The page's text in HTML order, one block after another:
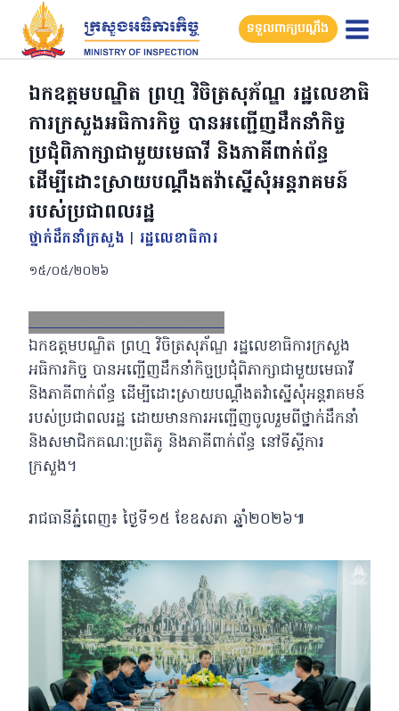
Skip
content
ទទួលពាក្យបណ្តឹង
ឯកឧត្តមបណ្ឌិត ព្រហ្ម វិចិត្រសុភ័ណ្ឌ រដ្ឋលេខាធិ
ការក្រសួងអធិការកិច្ច បានអញ្ជើញដឹកនាំកិច្ច
ប្រជុំពិភាក្សាជាមួយមេធាវី និងភាគីពាក់ព័ន្ធ
ដើម្បីដោះស្រាយបណ្តឹងតវ៉ាស្នើសុំអន្តរាគមន៍
របស់ប្រជាពលរដ្ឋ
ថ្នាក់ដឹកនាំក្រសួង | រដ្ឋលេខាធិការ
១៥/០៥/២០២៦
FacebookXEmailLinkedIn
ឯកឧត្តមបណ្ឌិត ព្រហ្ម វិចិត្រសុភ័ណ្ឌ រដ្ឋលេខាធិការក្រសួង
អធិការកិច្ច បានអញ្ជើញដឹកនាំកិច្ចប្រជុំពិភាក្សាជាមួយមេធាវី
និងភាគីពាក់ព័ន្ធ ដើម្បីដោះស្រាយបណ្តឹងតវ៉ាស្នើសុំអន្តរាគមន៍
របស់ប្រជាពលរដ្ឋ ដោយមានការអញ្ជើញចូលរួមពីថ្នាក់ដឹកនាំ
និងសមាជិកគណៈប្រតិភូ និងភាគីពាក់ព័ន្ធ នៅទីស្ដីការ
ក្រសួង។
រាជធានីភ្នំពេញ៖ ថ្ងៃទី១៥ ខែឧសភា ឆ្នាំ២០២៦៕